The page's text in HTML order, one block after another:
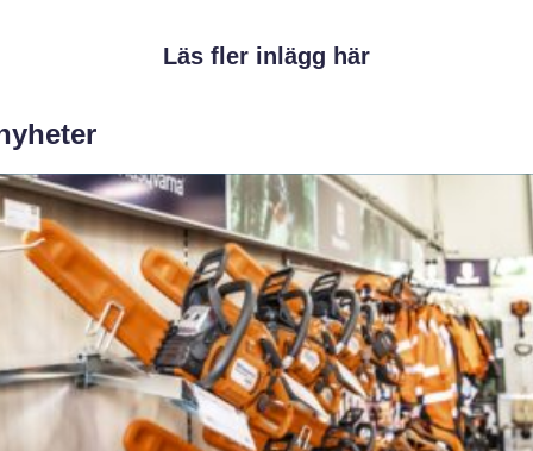
Läs fler inlägg här